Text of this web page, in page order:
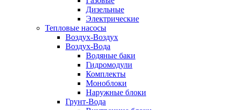
Дизельные
Электрические
Тепловые насосы
Воздух-Воздух
Воздух-Вода
Водяные баки
Гидромодули
Комплекты
Моноблоки
Наружные блоки
Грунт-Вода